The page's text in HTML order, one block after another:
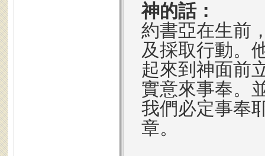
神的話：
約書亞在生前
及採取行動。
起來到神面前
實意來事奉。
我們必定事奉
章。